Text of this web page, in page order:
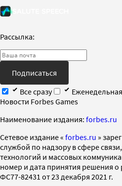
Рассылка:
Подписаться
Все сразу
Еженедельная
Новости Forbes Games
Наименование издания: forbes.ru
Cетевое издание « forbes.ru »
службой по надзору в сфере
технологий и массовых
номер и дата принятия решения
ФС77-82431 от 23 декабря 2021 г.